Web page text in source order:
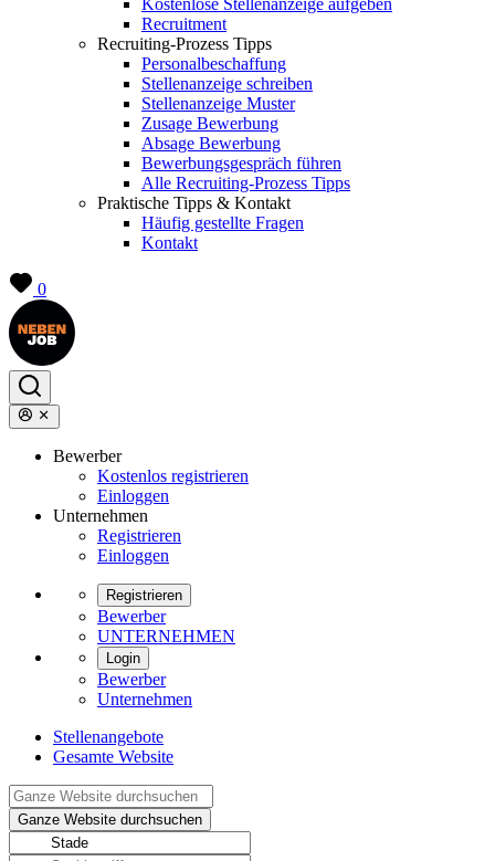
Kostenlose Stellenanzeige aufgeben
Recruitment
Recruiting-Prozess Tipps
Personalbeschaffung
Stellenanzeige schreiben
Stellenanzeige Muster
Zusage Bewerbung
Absage Bewerbung
Bewerbungsgespräch führen
Alle Recruiting-Prozess Tipps
Praktische Tipps & Kontakt
Häufig gestellte Fragen
Kontakt
0
Bewerber
Kostenlos registrieren
Einloggen
Unternehmen
Registrieren
Einloggen
Registrieren
Bewerber
UNTERNEHMEN
Login
Bewerber
Unternehmen
Stellenangebote
Gesamte Website